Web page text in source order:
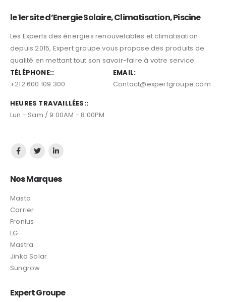
le 1er site d’Energie Solaire, Climatisation, Piscine
Les Experts des énergies renouvelables et climatisation
depuis 2015, Expert groupe vous propose des produits de
qualité en mettant tout son savoir-faire à votre service.
TÉLÉPHONE::
+212 600 109 300
EMAIL:
Contact@expertgroupe.com
HEURES TRAVAILLÉES::
Lun - Sam / 9:00AM - 8:00PM
Nos Marques
Masta
Carrier
Fronius
LG
Mastra
Jinko Solar
Sungrow
Expert Groupe